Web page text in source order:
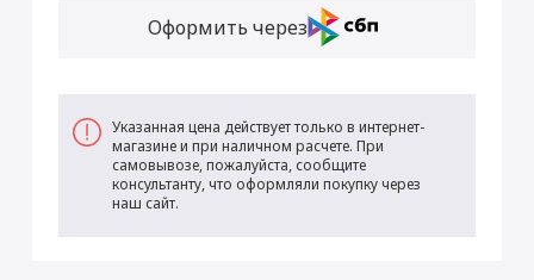
Оформить через
Указанная цена действует только в интернет-
магазине и при наличном расчете. При
самовывозе, пожалуйста, сообщите
консультанту, что оформляли покупку через
наш сайт.